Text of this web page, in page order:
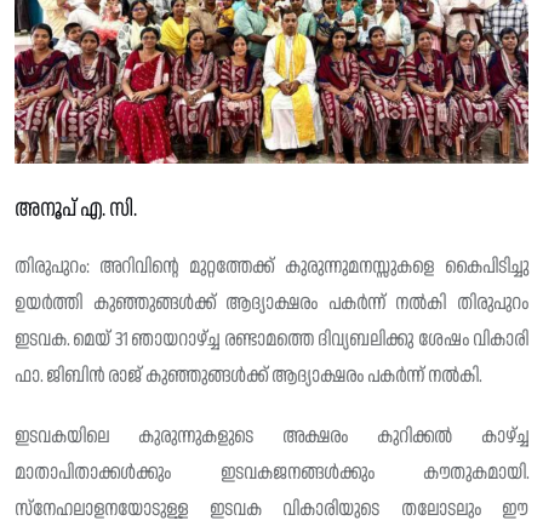
അനൂപ് എ. സി.
തിരുപുറം: അറിവിന്റെ മുറ്റത്തേക്ക് കുരുന്നുമനസ്സുകളെ കൈപിടിച്ചു
ഉയർത്തി കുഞ്ഞുങ്ങൾക്ക് ആദ്യാക്ഷരം പകർന്ന് നൽകി തിരുപുറം
ഇടവക. മെയ് 31 ഞായറാഴ്ച്ച രണ്ടാമത്തെ ദിവ്യബലിക്കു ശേഷം വികാരി
ഫാ. ജിബിൻ രാജ് കുഞ്ഞുങ്ങൾക്ക് ആദ്യാക്ഷരം പകർന്ന് നൽകി.
ഇടവകയിലെ കുരുന്നുകളുടെ അക്ഷരം കുറിക്കൽ കാഴ്ച്ച
മാതാപിതാക്കൾക്കും ഇടവകജനങ്ങൾക്കും കൗതുകമായി.
സ്നേഹലാളനയോടുള്ള ഇടവക വികാരിയുടെ തലോടലും ഈ